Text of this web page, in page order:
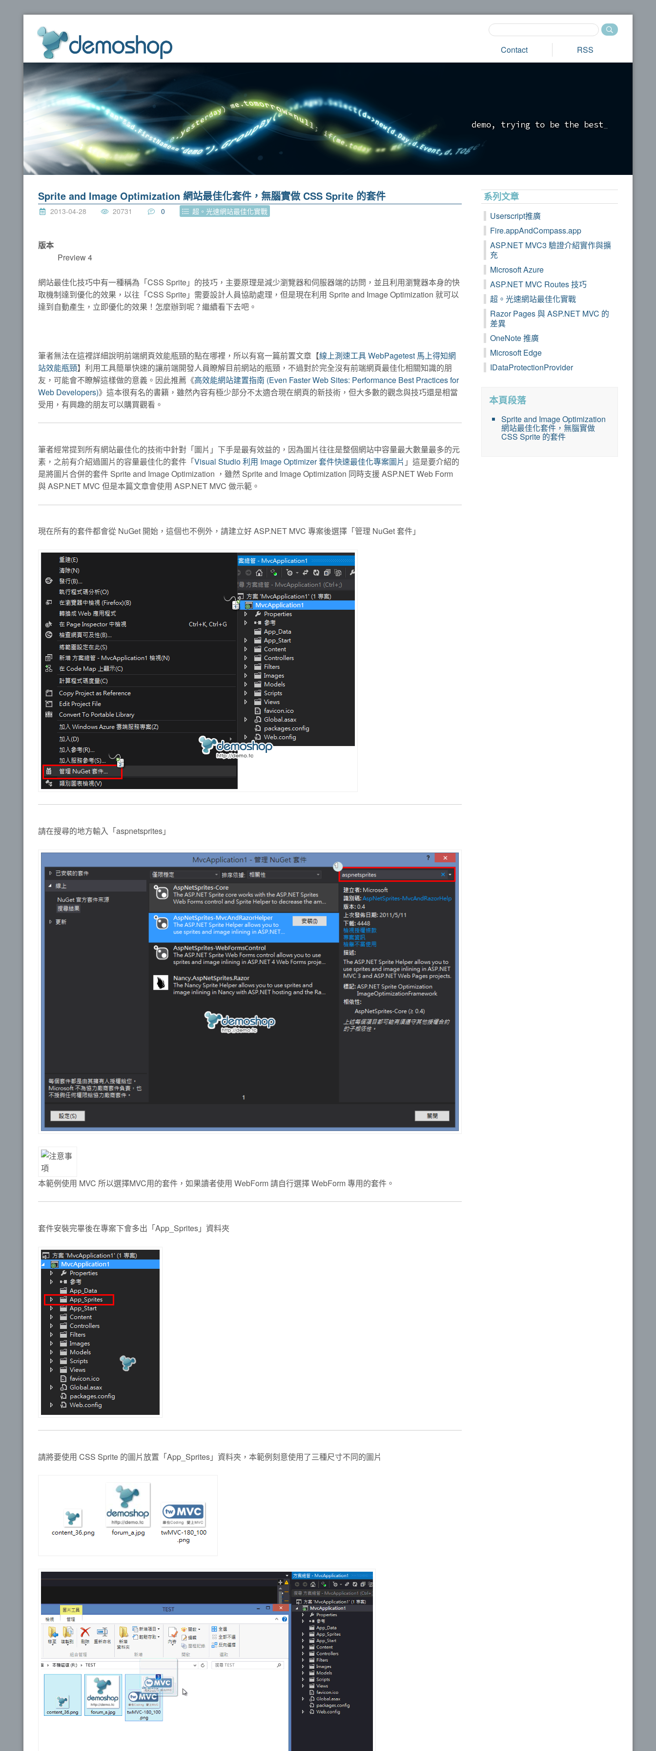
Contact RSS
demo, tryi ng to be the best
Sprite and Image Optimization 網站最佳化套件，無腦實做 CSS Sprite 的套件
2013-04-28 20731 0 超。光速網站最佳化實戰
版本
Preview 4
網站最佳化技巧中有一種稱為「CSS Sprite」的技巧，主要原理是減少瀏覽器和伺服器端的訪問，並且利用瀏覽器本身的快
取機制達到優化的效果，以往「CSS Sprite」需要設計人員協助處理，但是現在利用 Sprite and Image Optimization 就可以
達到自動產生，立即優化的效果！怎麼辦到呢？繼續看下去吧。
筆者無法在這裡詳細說明前端網頁效能瓶頸的點在哪裡，所以有寫一篇前置文章【線上測速工具 WebPagetest 馬上得知網
站效能瓶頸】利用工具簡單快速的讓前端開發人員瞭解目前網站的瓶頸，不過對於完全沒有前端網頁最佳化相關知識的朋
友，可能會不瞭解這樣做的意義。因此推薦《高效能網站建置指南 (Even Faster Web Sites: Performance Best Practices for
Web Developers)》這本很有名的書籍，雖然內容有極少部分不太適合現在網頁的新技術，但大多數的觀念與技巧還是相當
受用，有興趣的朋友可以購買觀看。
筆者經常提到所有網站最佳化的技術中針對「圖片」下手是最有效益的，因為圖片往往是整個網站中容量最大數量最多的元
素，之前有介紹過圖片的容量最佳化的套件「Visual Studio 利用 Image Optimizer 套件快速最佳化專案圖片 」這是要介紹的
是將圖片合併的套件 Sprite and Image Optimization ，雖然 Sprite and Image Optimization 同時支援 ASP.NET Web Form
與 ASP.NET MVC 但是本篇文章會使用 ASP.NET MVC 做示範。
現在所有的套件都會從 NuGet 開始，這個也不例外，請建立好 ASP.NET MVC 專案後選擇「管理 NuGet 套件」
請在搜尋的地方輸入「aspnetsprites」
本範例使用 MVC 所以選擇MVC用的套件，如果讀者使用 WebForm 請自行選擇 WebForm 專用的套件。
套件安裝完畢後在專案下會多出「App_Sprites」資料夾
請將要使用 CSS Sprite 的圖片放置「App_Sprites」資料夾，本範例刻意使用了三種尺寸不同的圖片
系列文章
Userscript推廣
Fire.appAndCompass.app
ASP.NET MVC3 驗證介紹實作與擴
充
Microsoft Azure
ASP.NET MVC Routes 技巧
超。光速網站最佳化實戰
Razor Pages 與 ASP.NET MVC 的
差異
OneNote 推廣
Microsoft Edge
IDataProtectionProvider
本頁段落
Sprite and Image Optimization
網站最佳化套件，無腦實做
CSS Sprite 的套件